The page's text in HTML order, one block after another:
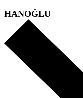
HANOĞLU